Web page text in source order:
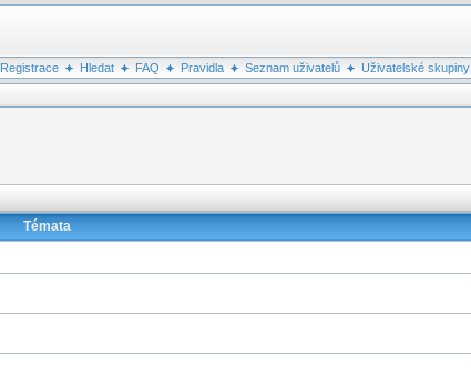
Registrace Hledat FAQ Pravidla Seznam uživatelů Uživatelské skupiny
Témata